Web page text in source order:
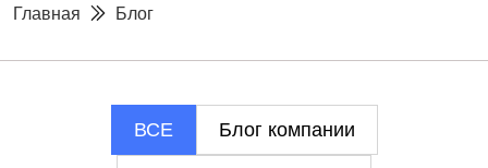
Главная Блог
ВСЕ Блог компании